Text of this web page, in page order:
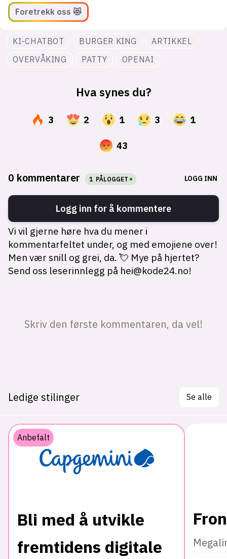
Foretrekk oss 😻
KI-CHATBOT BURGER KING
ARTIKKEL
OVERVÅKING
PATTY OPENAI
Ledige stilinger Se alle
Anbefalt
Bli med å utvikle
fremtidens digitale